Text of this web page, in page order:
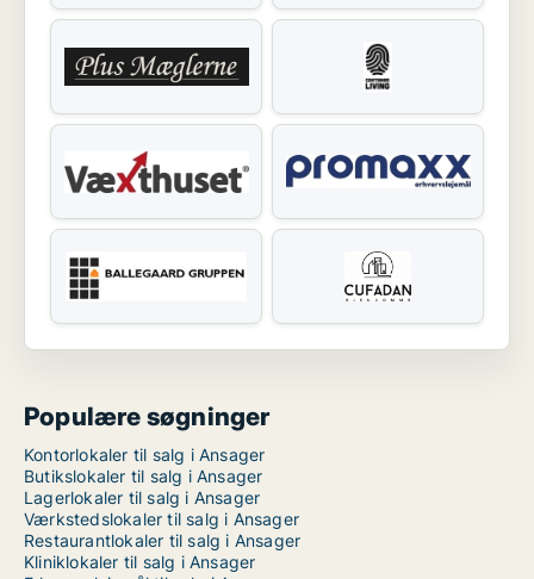
Populære søgninger
Kontorlokaler til salg i Ansager
Butikslokaler til salg i Ansager
Lagerlokaler til salg i Ansager
Værkstedslokaler til salg i Ansager
Restaurantlokaler til salg i Ansager
Kliniklokaler til salg i Ansager